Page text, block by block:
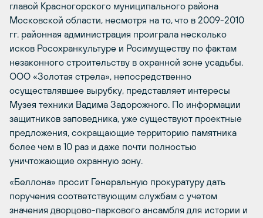
главой Красногорского муниципального района
Московской области, несмотря на то, что в 2009-2010
гг. районная администрация проиграла несколько
исков Росохранкультуре и Росимуществу по фактам
незаконного строительству в охранной зоне усадьбы.
ООО «Золотая стрела», непосредственно
осуществлявшее вырубку, представляет интересы
Музея техники Вадима Задорожного. По информации
защитников заповедника, уже существуют проектные
предложения, сокращающие территорию памятника
более чем в 10 раз и даже почти полностью
уничтожающие охранную зону.
«Беллона» просит Генеральную прокуратуру дать
поручения соответствующим службам с учетом
значения дворцово-паркового ансамбля для истории и